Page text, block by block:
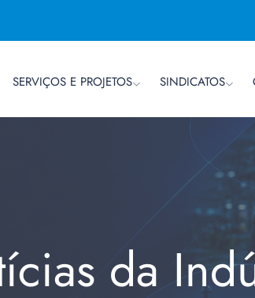
SERVIÇOS E PROJETOS SINDICATOS
da